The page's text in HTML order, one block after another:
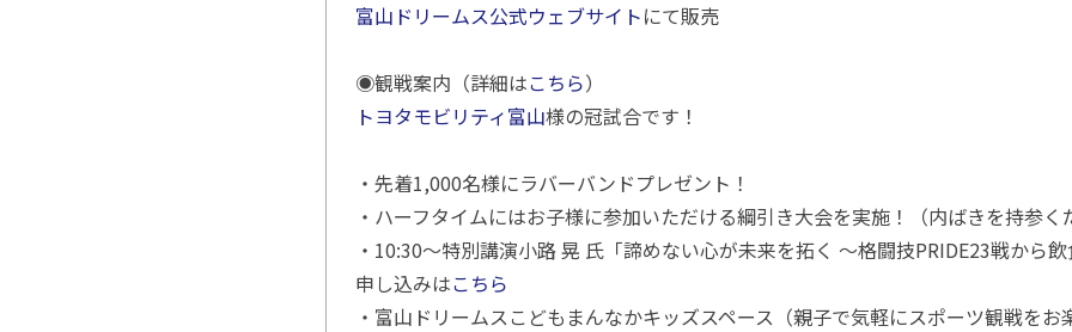
富山ドリームス公式ウェブサイトにて販売
◉観戦案内（詳細はこちら）
トヨタモビリティ富山様の冠試合です！
・先着1,000名様にラバーバンドプレゼント！
・ハーフタイムにはお子様に参加いただける綱引き大会を実施！（内ばきを持参く
・10:30～特別講演小路 晃 氏「諦めない心が未来を拓く 〜格闘技PRIDE23戦から
申し込みはこちら
・富山ドリームスこどもまんなかキッズスペース（親子で気軽にスポーツ観戦をお